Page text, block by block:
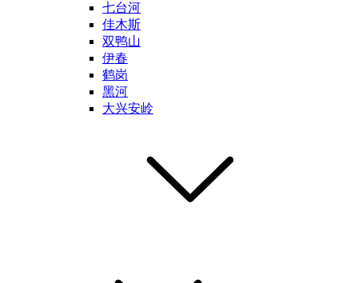
七台河
佳木斯
双鸭山
伊春
鹤岗
黑河
大兴安岭